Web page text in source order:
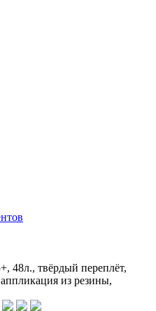
48л., твёрдый переплёт,
из резины,